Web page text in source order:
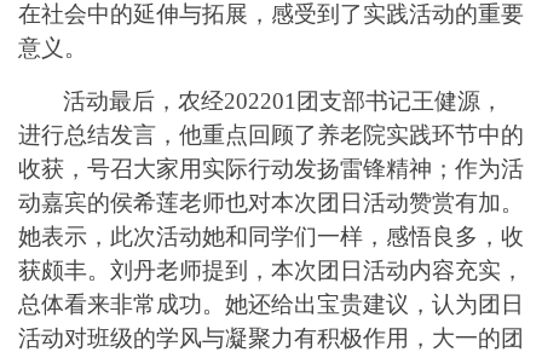
在社会中的延伸与拓展，感受到了实践活动的重要
意义。
活动最后，农经202201团支部书记王健源，
进行总结发言，他重点回顾了养老院实践环节中的
收获，号召大家用实际行动发扬雷锋精神；作为活
动嘉宾的侯希莲老师也对本次团日活动赞赏有加。
她表示，此次活动她和同学们一样，感悟良多，收
获颇丰。刘丹老师提到，本次团日活动内容充实，
总体看来非常成功。她还给出宝贵建议，认为团日
活动对班级的学风与凝聚力有积极作用，大一的团